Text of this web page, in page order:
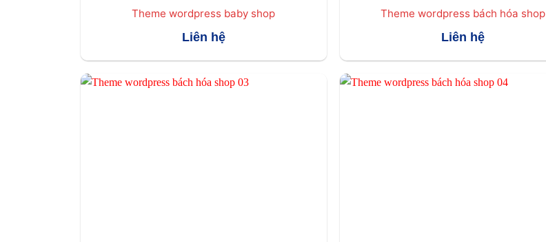
Theme wordpress baby shop
Liên hệ
Theme wordpress bách hóa shop
Liên hệ